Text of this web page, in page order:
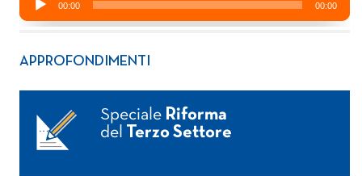
APPROFONDIMENTI
Speciale Riforma
del
Terzo Settore